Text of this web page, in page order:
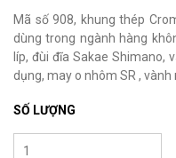
Mã số 908, khung thép
dùng trong ngành hàng
líp, đùi đĩa Sakae Shimano,
dụng, may o nhôm SR , vành
SỐ LƯỢNG